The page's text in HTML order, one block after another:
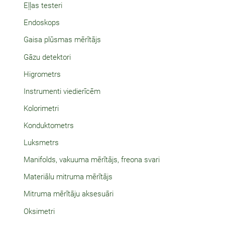
Eļļas testeri
Endoskops
Gaisa plūsmas mērītājs
Gāzu detektori
Higrometrs
Instrumenti viedierīcēm
Kolorimetri
Konduktometrs
Luksmetrs
Manifolds, vakuuma mērītājs, freona svari
Materiālu mitruma mērītājs
Mitruma mērītāju aksesuāri
Oksimetri